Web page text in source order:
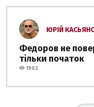
ЮРІЙ
Федоров не
тільки початок
1902